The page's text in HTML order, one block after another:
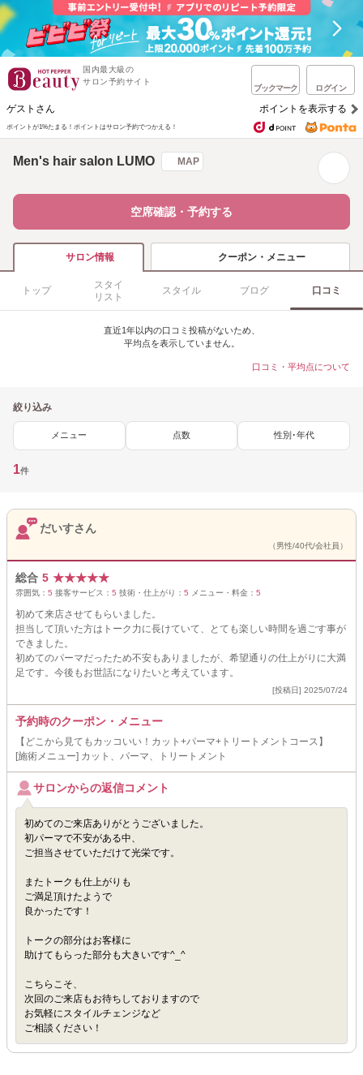
国内最大級の
サロン予約サイト
ブックマーク ログイン
ゲストさん ポイントを表示する
ポイントが1%たまる！ ポイントはサロン予約でつかえる！
Men's hair salon LUMO MAP
空席確認・予約する
サロン情報 クーポン・メニュー
トップ
スタイ
リスト
スタイル ブログ 口コミ
直近1年以内の口コミ投稿がないため、
平均点を表示していません。
口コミ・平均点について
絞り込み
メニュー 点数 性別･年代
1件
だいすさん
（男性/40代/会社員）
総合 5 ★★★★★
雰囲気： 5 接客サービス： 5 技術・仕上がり： 5 メニュー・料金： 5
初めて来店させてもらいました。
担当して頂いた方はトーク力に長けていて、とても楽しい時間を過ごす事が
できました。
初めてのパーマだったため不安もありましたが、希望通りの仕上がりに大満
足です。今後もお世話になりたいと考えています。
[投稿日] 2025/07/24
予約時のクーポン・メニュー
【どこから見てもカッコいい！カット+パーマ+トリートメントコース】
[施術メニュー] カット、パーマ、トリートメント
サロンからの返信コメント
初めてのご来店ありがとうございました。
初パーマで不安がある中、
ご担当させていただけて光栄です。
またトークも仕上がりも
ご満足頂けたようで
良かったです！
トークの部分はお客様に
助けてもらった部分も大きいです^_^
こちらこそ、
次回のご来店もお待ちしておりますので
お気軽にスタイルチェンジなど
ご相談ください！